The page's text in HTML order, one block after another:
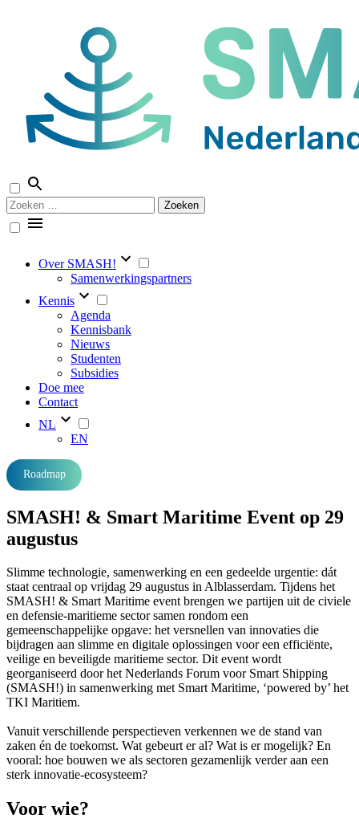
Zoeken
naar:
Over SMASH!
Samenwerkingspartners
Kennis
Agenda
Kennisbank
Nieuws
Studenten
Subsidies
Doe mee
Contact
NL
EN
Roadmap
SMASH! & Smart Maritime Event op 29
augustus
Slimme technologie, samenwerking en een gedeelde urgentie: dát
staat centraal op vrijdag 29 augustus in Alblasserdam. Tijdens het
SMASH! & Smart Maritime event brengen we partijen uit de civiele
en defensie-maritieme sector samen rondom een
gemeenschappelijke opgave: het versnellen van innovaties die
bijdragen aan slimme en digitale oplossingen voor een efficiënte,
veilige en beveiligde maritieme sector. Dit event wordt
georganiseerd door het Nederlands Forum voor Smart Shipping
(SMASH!) in samenwerking met Smart Maritime, ‘powered by’ het
TKI Maritiem.
Vanuit verschillende perspectieven verkennen we de stand van
zaken én de toekomst. Wat gebeurt er al? Wat is er mogelijk? En
vooral: hoe bouwen we als sectoren gezamenlijk verder aan een
sterk innovatie-ecosysteem?
Voor wie?